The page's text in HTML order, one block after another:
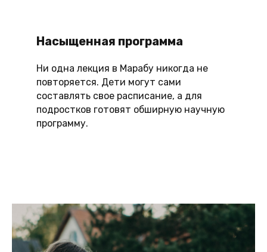
Насыщенная программа
Ни одна лекция в Марабу никогда не
повторяется. Дети могут сами
составлять свое расписание, а для
подростков готовят обширную научную
программу.